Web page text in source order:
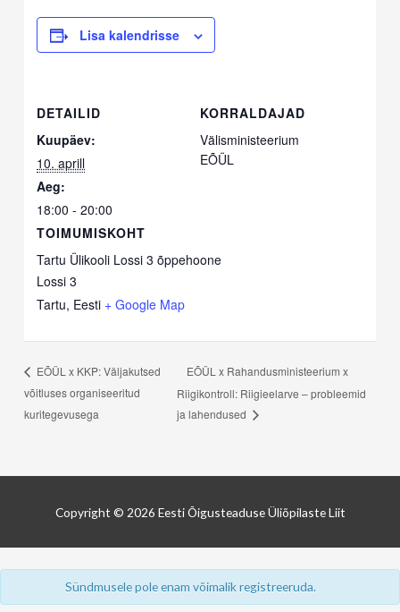
Lisa kalendrisse
DETAILID
Kuupäev:
10. aprill
Aeg:
18:00 - 20:00
TOIMUMISKOHT
Tartu Ülikooli Lossi 3 õppehoone
Lossi 3
Tartu, Eesti + Google Map
KORRALDAJAD
Välisministeerium
EÕÜL
EÕÜL x KKP: Väljakutsed
võitluses organiseeritud
kuritegevusega
EÕÜL x Rahandusministeerium x
Riigikontroll: Riigieelarve – probleemid
ja lahendused
Copyright © 2026 Eesti Õigusteaduse Üliõpilaste Liit
Sündmusele pole enam võimalik registreeruda.